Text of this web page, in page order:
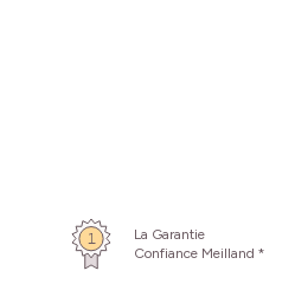
La Garantie
Confiance Meilland *